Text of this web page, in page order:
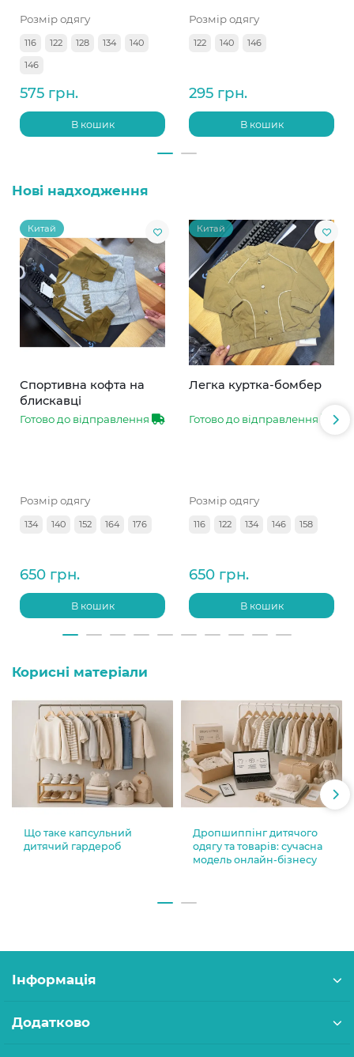
Розмір одягу
116 122 128 134
140
146
575 грн.
В кошик
Розмір одягу
122 140 146
295 грн.
В кошик
Нові надходження
Китай
Спортивна кофта на
блискавці
Готово до відправлення
Розмір одягу
134 140 152 164 176
650 грн.
В кошик
Китай
Легка куртка-бомбер
Готово до відправлення
Розмір одягу
116 122 134 146 158
650 грн.
В кошик
Корисні матеріали
Що таке капсульний
дитячий гардероб
Дропшиппінг дитячого
одягу та товарів: сучасна
модель онлайн-бізнесу
Інформація
Додатково